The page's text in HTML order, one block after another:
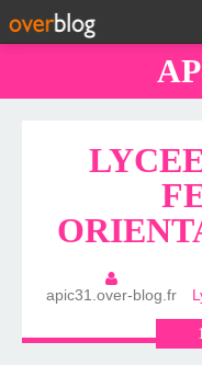
apic31.over-blog.fr